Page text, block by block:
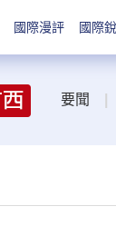
國際漫評 國際
要聞